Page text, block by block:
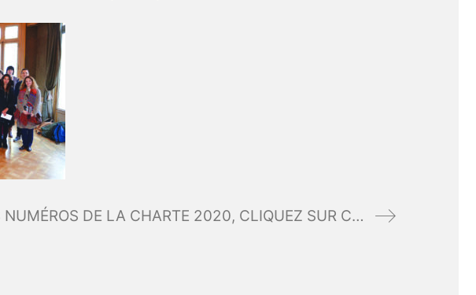
POUR RELIRE LES NUMÉROS DE LA CHARTE 2020, CLIQUEZ SUR CELLE QUE VOUS VOULEZ CONSULTER.